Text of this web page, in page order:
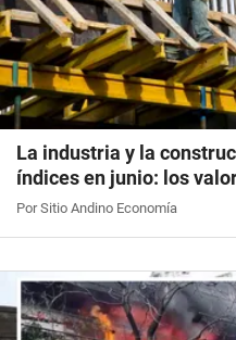
La industria y la
índices en junio: los
Por Sitio Andino Economía